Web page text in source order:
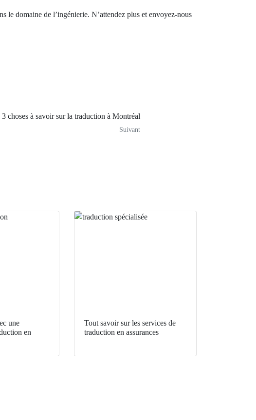
le domaine de l’ingénierie. N’attendez plus et envoyez-nous
3 choses à savoir sur la traduction à Montréal
Suivant
une
en
Tout savoir sur les services de
traduction en assurances